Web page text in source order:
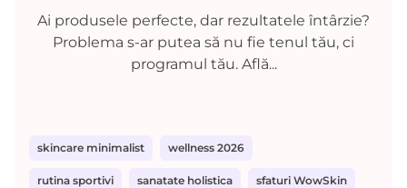
Ai produsele perfecte, dar rezultatele întârzie?
Problema s-ar putea să nu fie tenul tău, ci
programul tău. Află...
rutina sportivi sanatate holistica sfaturi WowSkin
skincare minimalist wellness 2026